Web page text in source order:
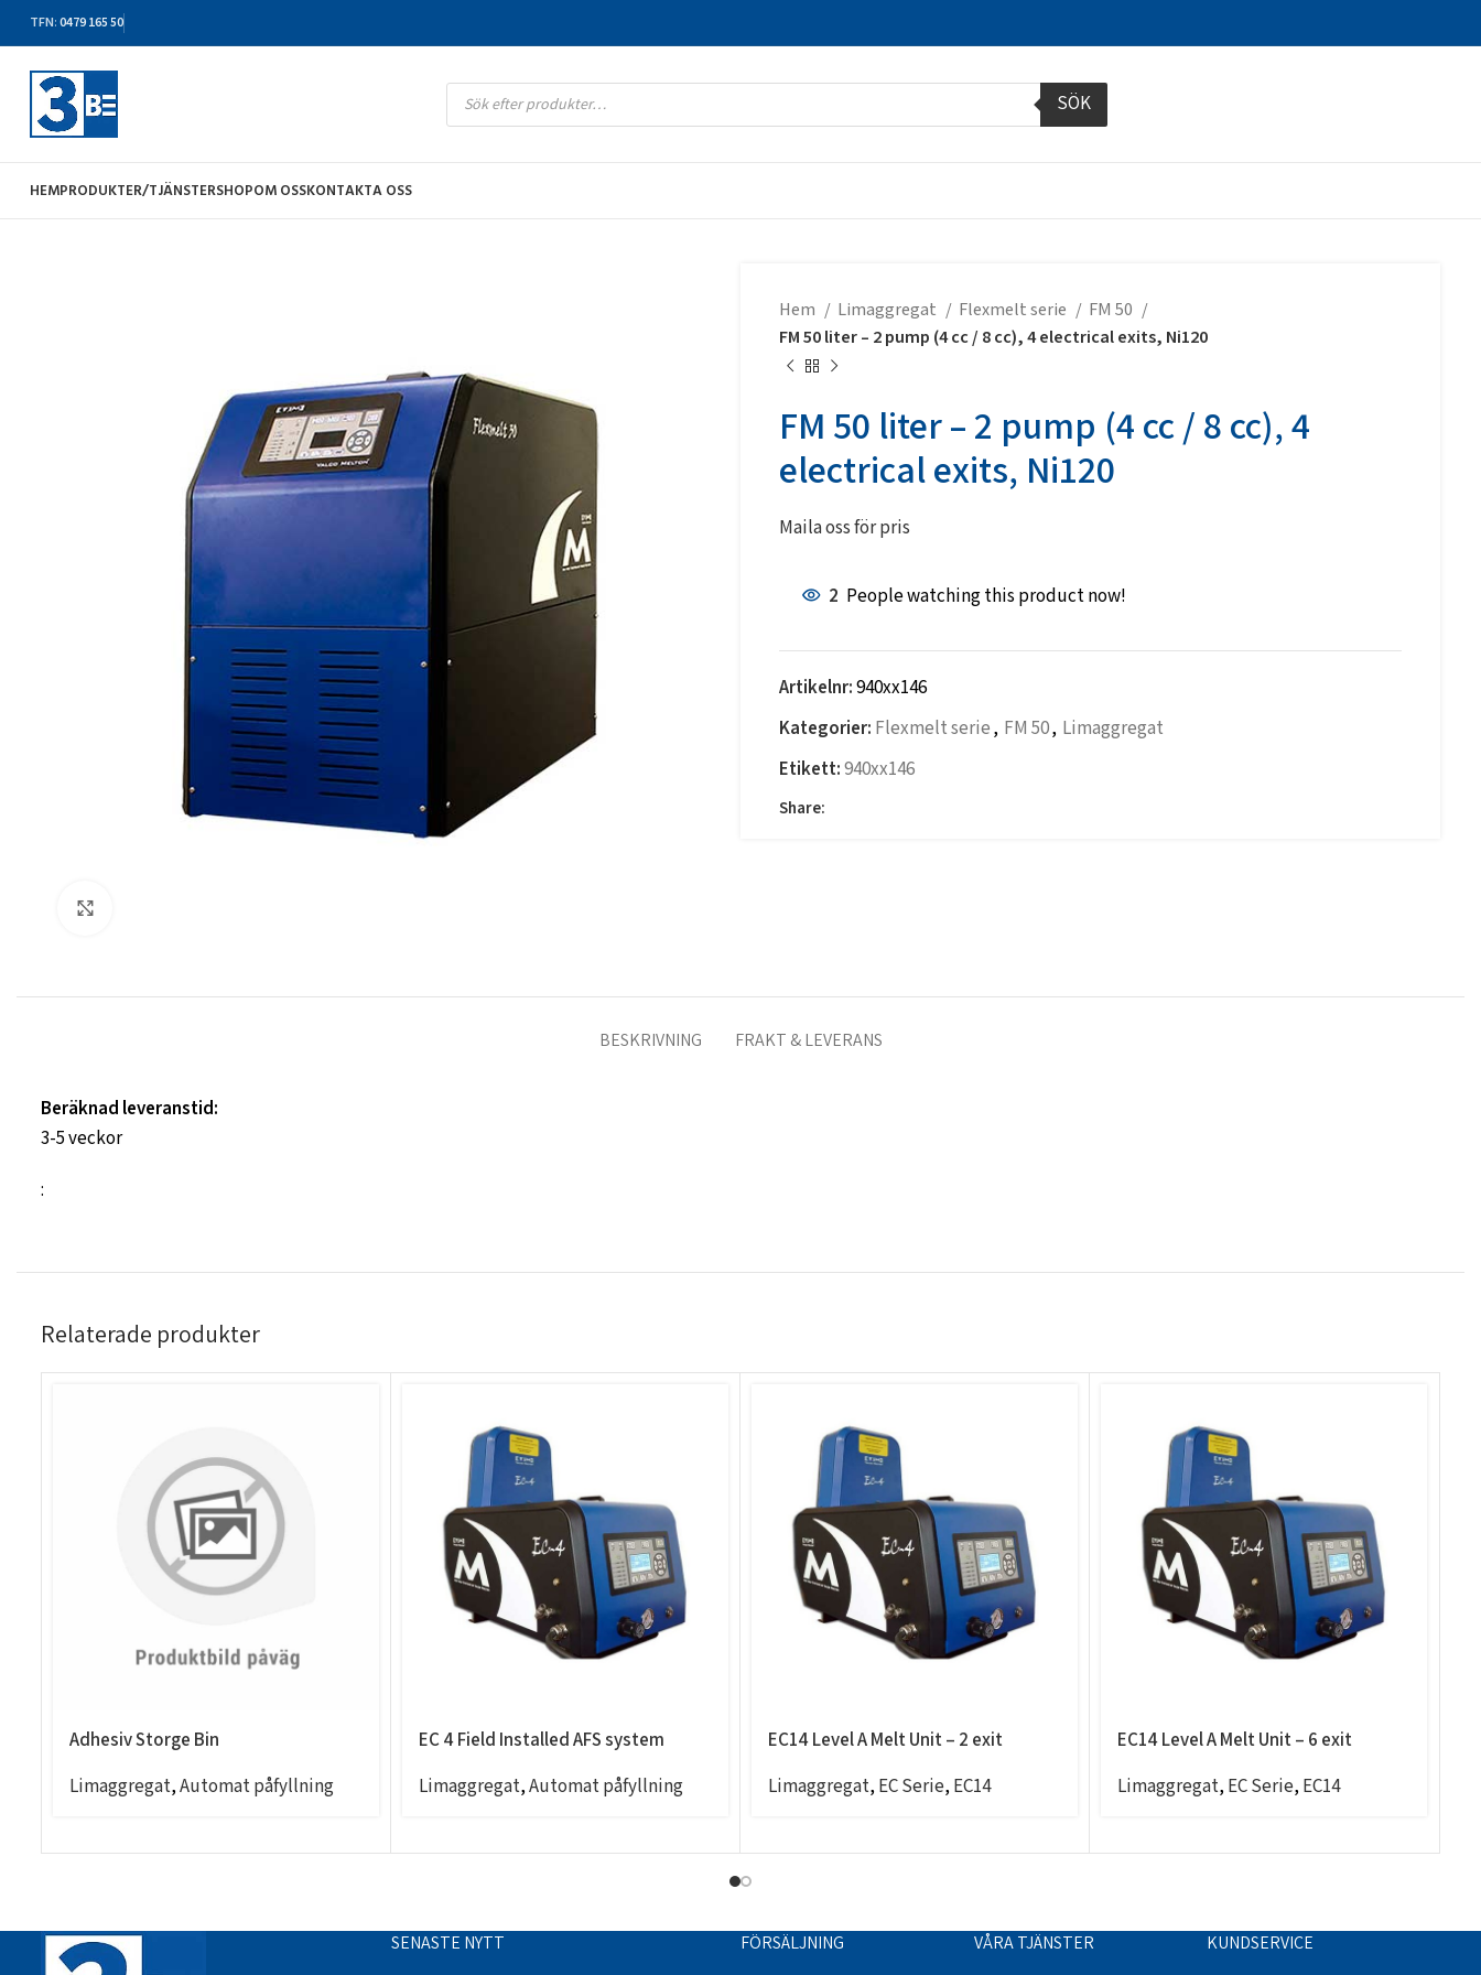
TFN: 0479 165 50
SÖK
HEMPRODUKTER/TJÄNSTERSHOPOM OSSKONTAKTA OSS
Hem Limaggregat Flexmelt serie
FM 50
FM 50 liter – 2 pump (4 cc / 8 cc), 4 electrical exits, Ni120
FM 50 liter – 2 pump (4 cc / 8 cc), 4
electrical exits, Ni120
Maila oss för pris
2 People watching this product now!
Artikelnr:940xx146
Kategorier: Flexmelt serie, FM 50, Limaggregat
Etikett:940xx146
Share:
BESKRIVNING FRAKT & LEVERANS
Beräknad leveranstid:
3-5 veckor
:
Relaterade produkter
Adhesiv Storge Bin
Limaggregat,Automat påfyllning
EC 4 Field Installed AFS system
Limaggregat,Automat påfyllning
EC14 Level A Melt Unit – 2 exit
Limaggregat, EC Serie, EC14
EC14 Level A Melt Unit – 6 exit
Limaggregat, EC Serie, EC14
SENASTE NYTT FÖRSÄLJNING VÅRA TJÄNSTER KUNDSERVICE